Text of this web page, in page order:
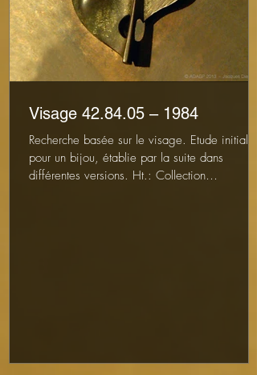
Visage 42.84.05 – 1984
Recherche basée sur le visage. Etude initiale
pour un bijou, établie par la suite dans
différentes versions. Ht.: Collection